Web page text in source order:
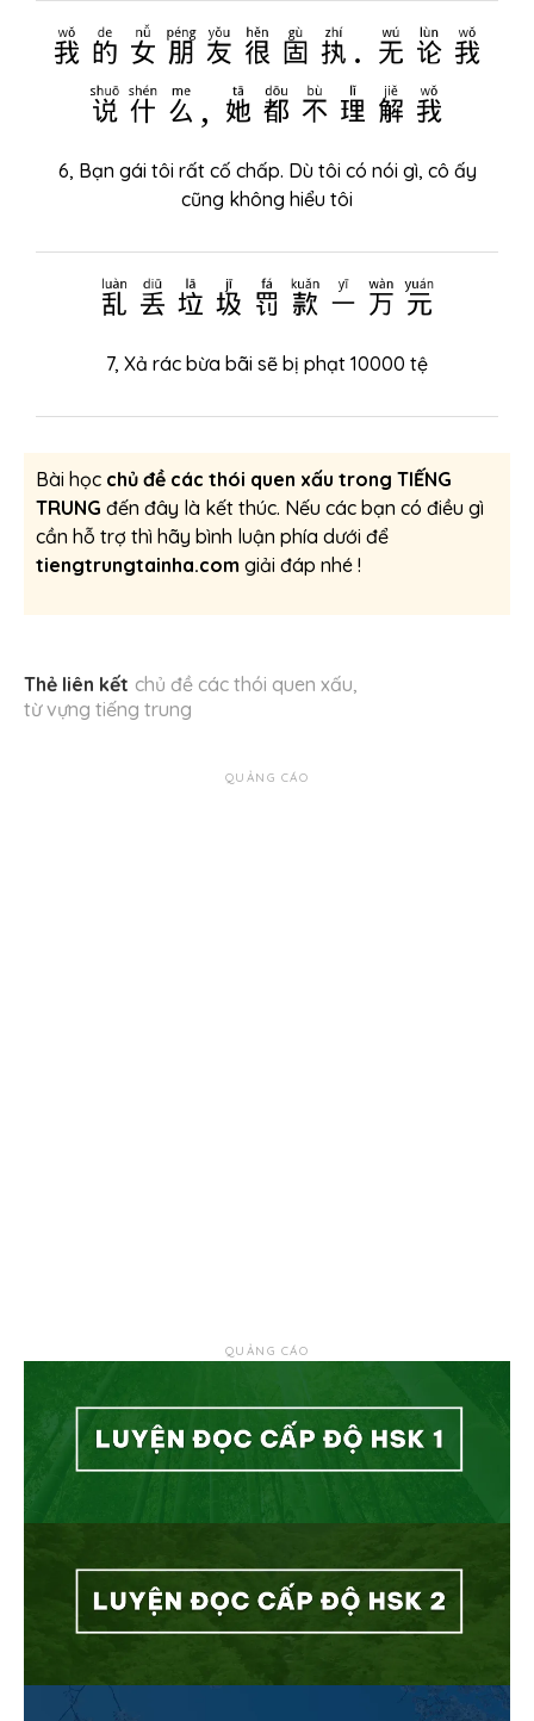
我的女朋友很固执. 无论我
说什么, 她都不理解我
6, Bạn gái tôi rất cố chấp. Dù tôi có nói gì, cô ấy
cũng không hiểu tôi
乱丢垃圾罚款一万元
7, Xả rác bừa bãi sẽ bị phạt 10000 tệ
Bài học chủ đề các thói quen xấu trong TIẾNG
TRUNG đến đây là kết thúc. Nếu các bạn có điều gì
cần hỗ trợ thì hãy bình luận phía dưới để
tiengtrungtainha.com giải đáp nhé !
Thẻ liên kết chủ đề các thói quen xấu
từ vựng tiếng trung
QUẢNG CÁO
QUẢNG CÁO